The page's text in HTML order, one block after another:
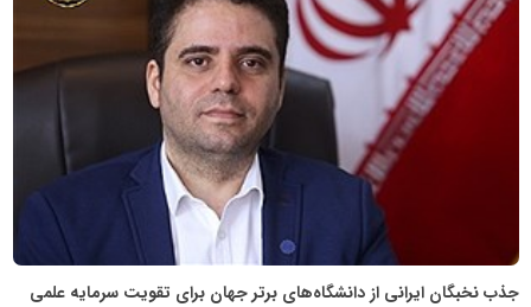
جذب نخبگان ایرانی از دانشگاه‌های برتر جهان برای تقویت سرمایه علمی
خبری
مدیران